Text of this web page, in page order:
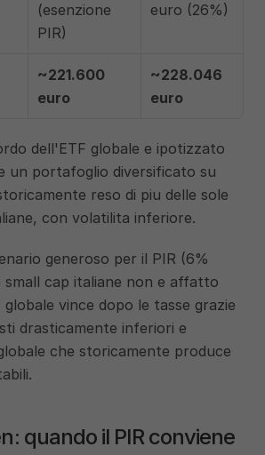
(esenzione
PIR)
euro (26%)
~221.600
euro
~228.046
euro
dell'ETF globale e ipotizzato
un portafoglio diversificato su
reso di piu delle sole
con volatilita inferiore.
generoso per il PIR (6%
small cap italiane non e affatto
vince dopo le tasse grazie
drasticamente inferiori e
che storicamente produce
quando il PIR conviene